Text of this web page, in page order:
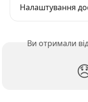
Налаштування
Ви отримали